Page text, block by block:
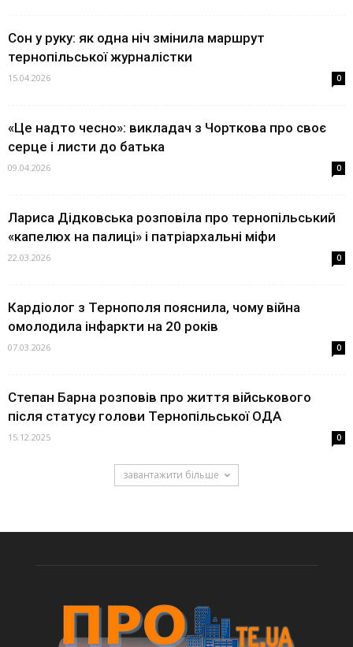
Сон у руку: як одна ніч змінила маршрут
тернопільської журналістки
15.04.2026 0
«Це надто чесно»: викладач з Чорткова про своє
серце і листи до батька
09.04.2026 0
Лариса Дідковська розповіла про тернопільський
«капелюх на палиці» і патріархальні міфи
22.03.2026 0
Кардіолог з Тернополя пояснила, чому війна
омолодила інфаркти на 20 років
07.03.2026 0
Степан Барна розповів про життя військового
після статусу голови Тернопільської ОДА
15.12.2025 0
завантажити більше